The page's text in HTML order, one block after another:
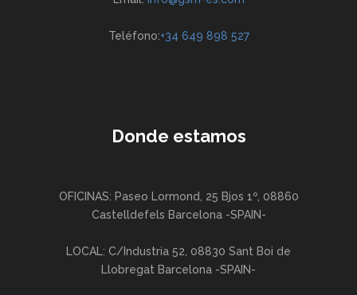
Teléfono:+34 649 898 527
Donde estamos
OFICINAS: Paseo Lormond, 25 Bjos 1º, 08860
Castelldefels Barcelona -SPAIN-
LOCAL: C/Industria 52, 08830 Sant Boi de
Llobregat Barcelona -SPAIN-